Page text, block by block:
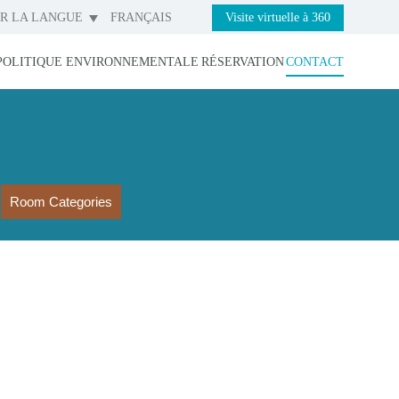
Visite virtuelle à 360
LA LANGUE FRANÇAIS
ENVIRONNEMENTALE RÉSERVATIONCONTACT
Room Categories